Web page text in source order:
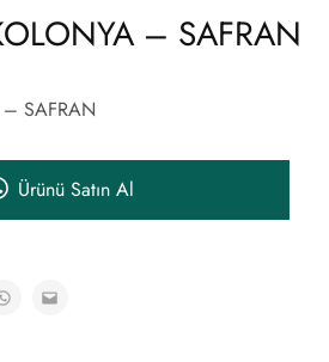
– SAFRAN
– SAFRAN
Ürünü Satın Al